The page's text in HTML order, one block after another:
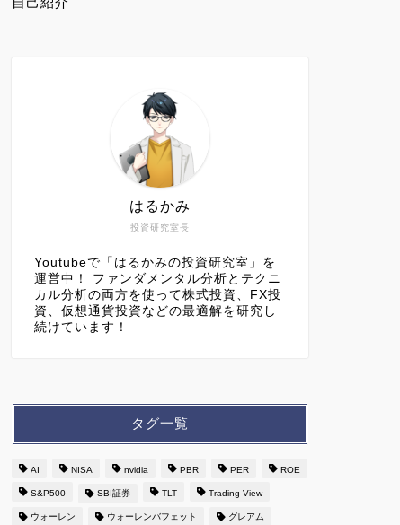
投資研究室長
はるかみ
Youtubeで「はるかみの投資研究室」を
運営中！ ファンダメンタル分析とテクニ
カル分析の両方を使って株式投資、FX投
資、仮想通貨投資などの最適解を研究し
続けています！
タグ一覧
AI NISA nvidia PBR PER ROE
S&P500 SBI証券 TLT Trading View
ウォーレン ウォーレンバフェット グレアム